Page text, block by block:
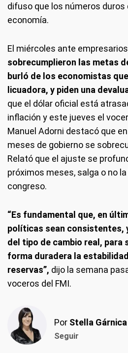
difuso que los números duros
economía.
El miércoles ante
sobrecumplieron las metas
burló de los economistas
licuadora, y piden una
que el dólar oficial está
inflación y este jueves el
Manuel Adorni destacó que
meses de gobierno se
Relató que el ajuste se
próximos meses, salga o no
congreso.
“Es fundamental que, en
políticas sean consistentes,
del tipo de cambio real, para
forma duradera la
reservas”, dijo la semana
voceros del FMI.
Por Stella Gárnica
Seguir